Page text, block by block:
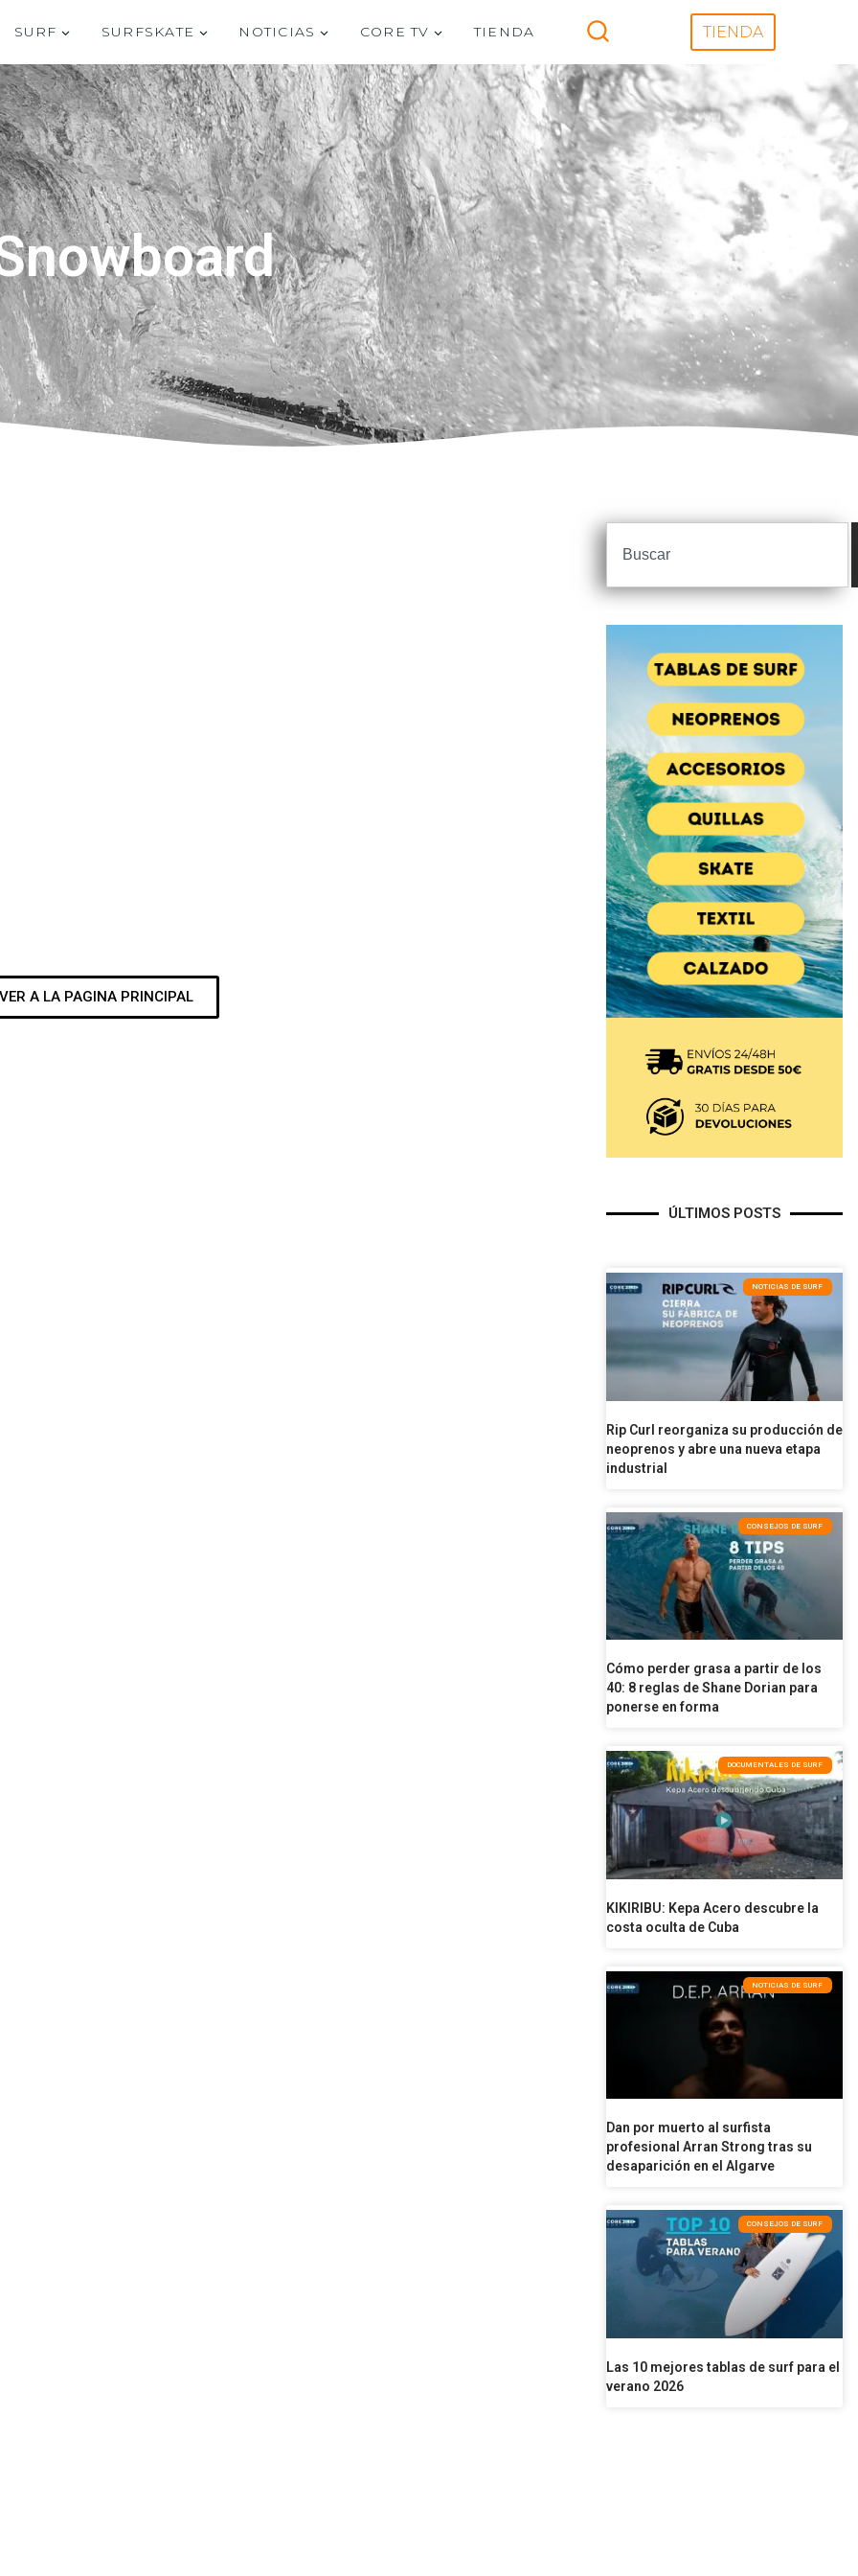
SURF SURFSKATE NOTICIAS CORE TV TIENDA TIENDA
A LA PAGINA PRINCIPAL
ÚLTIMOS POSTS
NOTICIAS DE SURF
Rip Curl reorganiza su producción de
neoprenos y abre una nueva etapa
industrial
CONSEJOS DE SURF
Cómo perder grasa a partir de los
40: 8 reglas de Shane Dorian para
ponerse en forma
DOCUMENTALES DE SURF
KIKIRIBU: Kepa Acero descubre la
costa oculta de Cuba
NOTICIAS DE SURF
Dan por muerto al surfista
profesional Arran Strong tras su
desaparición en el Algarve
CONSEJOS DE SURF
Las 10 mejores tablas de surf para el
verano 2026